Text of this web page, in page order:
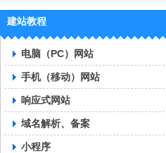
建站教程
电脑（PC）网站
手机（移动）网站
响应式网站
域名解析、备案
小程序